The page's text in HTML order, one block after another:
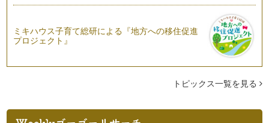
入園、入学式など改まったイベントが多い春。皆さまは、お子
様のご入園、ご入学など経験されまし…
ワンランクアップ 贈り物マナー
入園、入学シーズン。贈り物をしたり、お返しをする機会も増
ミキハウス子育て総研による『地方への移住促進
プロジェクト』
トピックス一覧を見る